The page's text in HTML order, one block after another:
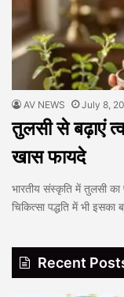
AV NEWS July 8,
तुलसी से बढ़ाएं
खास फायदे
भारतीय संस्कृति में तुलसी का
चिकित्सा पद्धति में भी इसका
Recent